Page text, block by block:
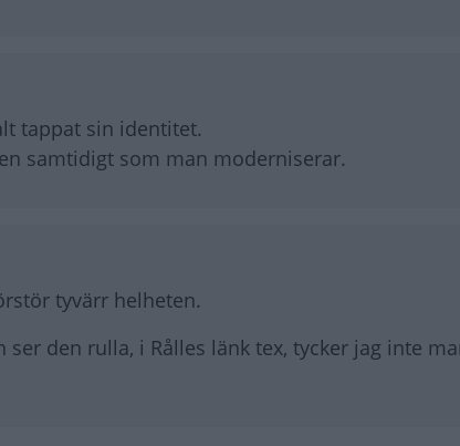
tappat sin identitet.
samtidigt som man moderniserar.
tyvärr helheten.
den rulla, i Rålles länk tex, tycker jag inte